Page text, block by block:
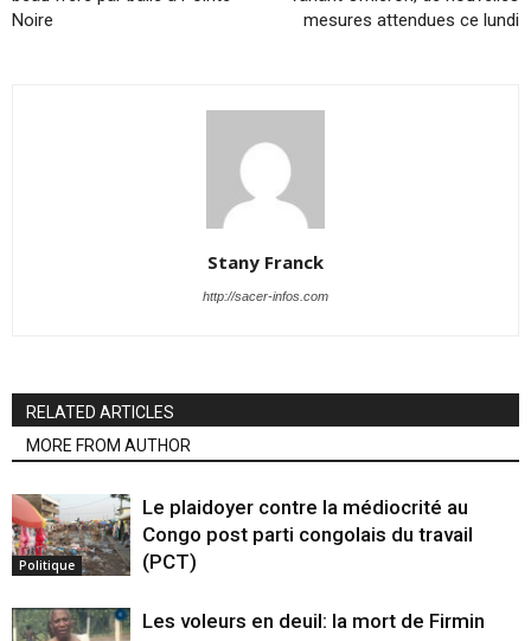
Noire
mesures attendues ce lundi
Stany Franck
http://sacer-infos.com
RELATED ARTICLES
MORE FROM AUTHOR
Politique
Le plaidoyer contre la médiocrité au
Congo post parti congolais du travail
(PCT)
Les voleurs en deuil: la mort de Firmin